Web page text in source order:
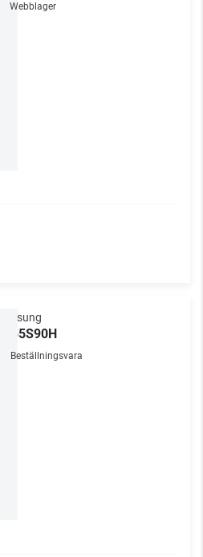
Webblager
Samsung
TQ55S90H
Beställningsvara